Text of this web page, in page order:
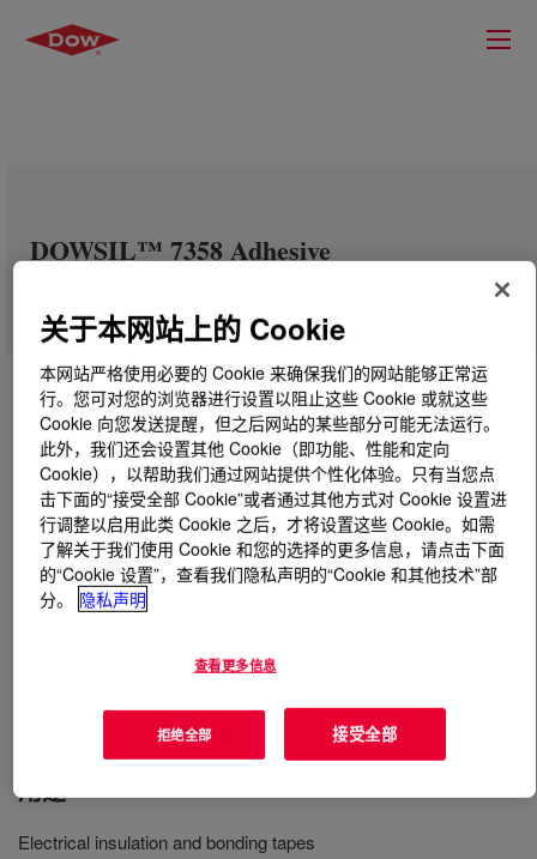
DOWSIL™ 7358 Adhesive
什么是DOWSIL™ 7358 Adhesive
一种基于溶剂的压敏粘合剂，可在 240°C (464°F) 的温度
条件下为遮蔽胶带和电镀胶带提供良好的初粘力和粘合
用途
Electrical insulation and bonding tapes
关于本网站上的 Cookie
本网站严格使用必要的 Cookie 来确保我们的网站能够正常运
行。您可对您的浏览器进行设置以阻止这些 Cookie 或就这些
Cookie 向您发送提醒，但之后网站的某些部分可能无法运行。
此外，我们还会设置其他 Cookie（即功能、性能和定向
Cookie），以帮助我们通过网站提供个性化体验。只有当您点
击下面的“接受全部 Cookie”或者通过其他方式对 Cookie 设置进
行调整以启用此类 Cookie 之后，才将设置这些 Cookie。如需
了解关于我们使用 Cookie 和您的选择的更多信息，请点击下面
的“Cookie 设置”，查看我们隐私声明的“Cookie 和其他技术”部
分。
隐私声明
查看更多信息
拒绝全部 接受全部